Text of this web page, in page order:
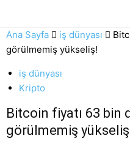
Ana Sayfa iş dünyası
görülmemiş yükseliş!
iş dünyası
Kripto
Bitcoin fiyatı 63 bin
görülmemiş